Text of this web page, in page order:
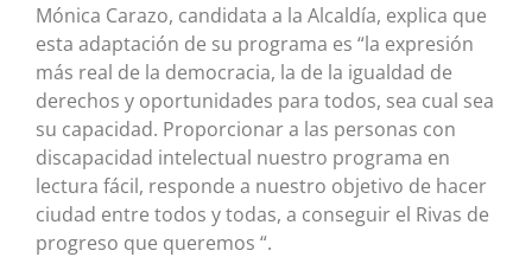
Mónica Carazo, candidata a la Alcaldía, explica que
esta adaptación de su programa es “la expresión
más real de la democracia, la de la igualdad de
derechos y oportunidades para todos, sea cual sea
su capacidad. Proporcionar a las personas con
discapacidad intelectual nuestro programa en
lectura fácil, responde a nuestro objetivo de hacer
ciudad entre todos y todas, a conseguir el Rivas de
progreso que queremos “.